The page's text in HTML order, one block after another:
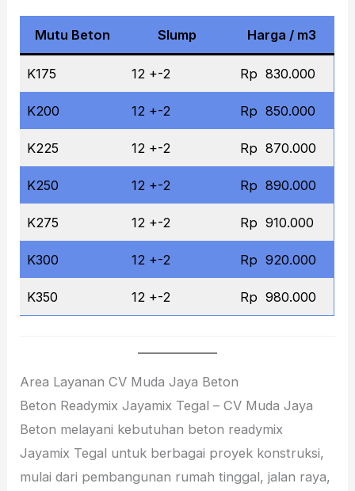
Mutu Beton Slump Harga / m3
K175 12 +-2 Rp 830.000
K200 12 +-2 Rp 850.000
K225 12 +-2 Rp 870.000
K250 12 +-2 Rp 890.000
K275 12 +-2 Rp 910.000
K300 12 +-2 Rp 920.000
K350 12 +-2 Rp 980.000
Area Layanan CV Muda Jaya Beton
Beton Readymix Jayamix Tegal – CV Muda Jaya
Beton melayani kebutuhan beton readymix
Jayamix Tegal untuk berbagai proyek konstruksi,
mulai dari pembangunan rumah tinggal, jalan raya,